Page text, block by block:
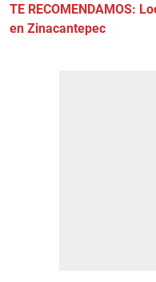
TE RECOMENDAMOS:
en Zinacantepec